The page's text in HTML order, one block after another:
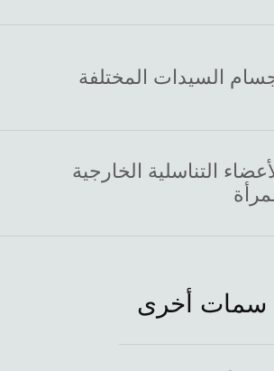
السيدات المختلفة
التناسلية الخارجية
سمات أخرى